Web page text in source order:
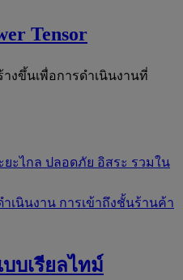
Tensor
งขึ้นเพื่อการดำเนินงานที่
ะไกล ปลอดภัย อิสระ รวมใน
ำเนินงาน การเข้าถึงชั้นร้านค้า
บเรียลไทม์